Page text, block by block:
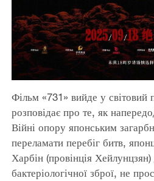
Фільм «731» вийде у світовий
розповідає про те, як
Війні опору японським
переламати перебіг битв,
Харбін (провінція
бактеріологічної зброї, не